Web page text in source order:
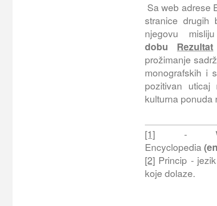
Sa web adrese
stranice drugih
njegovu
dobu
Rezultat
prožimanje
monografskih i
pozitivan
kulturna
[1] - Web
Encyclopedia
[2] Princip -
koje dolaze.